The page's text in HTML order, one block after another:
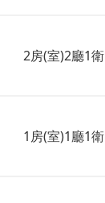
2房(室)2廳1衛
1房(室)1廳1衛